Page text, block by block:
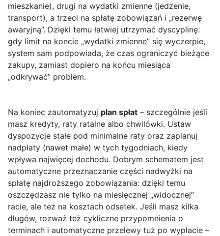
mieszkanie), drugi na wydatki zmienne (jedzenie,
transport), a trzeci na spłatę zobowiązań i „rezerwę
awaryjną”. Dzięki temu łatwiej utrzymać dyscyplinę:
gdy limit na koncie „wydatki zmienne” się wyczerpie,
system sam podpowiada, że czas ograniczyć bieżące
zakupy, zamiast dopiero na końcu miesiąca
„odkrywać” problem.
Na koniec zautomatyzuj plan spłat – szczególnie jeśli
masz kredyty, raty ratalne albo chwilówki. Ustaw
dyspozycje stałe pod minimalne raty oraz zaplanuj
nadpłaty (nawet małe) w tych tygodniach, kiedy
wpływa najwięcej dochodu. Dobrym schematem jest
automatyczne przeznaczanie części nadwyżki na
spłatę najdroższego zobowiązania: dzięki temu
oszczędzasz nie tylko na miesięcznej „widocznej”
racie, ale też na kosztach odsetek. Jeśli masz kilka
długów, rozważ też cykliczne przypomnienia o
terminach i automatyczne przelewy tuż po wypłacie –